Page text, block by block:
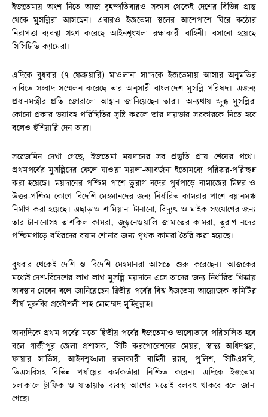
ইজতেমায় অংশ নিতে আজ বৃহস্পতিবারও সকাল থেকেই দেশের বিভিন্ন প্রান্ত
থেকে মুসল্লিরা আসছেন। এবারও ইজতেমা স্থলের আশেপাশে ঘিরে কঠোর
নিরাপত্তা ব্যবস্থা গ্রহণ করেছে আইনশৃংখলা রক্ষাকারী বাহিনী। বসানো হয়েছে
সিসিটিভি ক্যামেরা।
এদিকে বুধবার (৭ ফেব্রুয়ারি) মাওলানা সা’দকে ইজতেমায় আসার অনুমতির
দাবিতে সংবাদ সম্মেলন করেছে তার অনুসারী বাংলাদেশ মুসল্লি পরিষদ। এজন্য
প্রধানমন্ত্রীর প্রতি জোরালো আহ্বান জানিয়েছেন তারা। অন্যথায় ক্ষুব্ধ মুসল্লিরা
কোনো প্রকার ভয়াবহ পরিস্থিতির সৃষ্টি করলে তার দায়ভার সরকারকে নিতে হবে
বলেও হুঁশিয়ারি দেন তারা।
সরেজমিন দেখা গেছে, ইজতেমা ময়দানের সব প্রস্তুতি প্রায় শেষের পথে।
প্রথমপর্বের মুসল্লিদের ফেলে যাওয়া ময়লা-আবর্জনা ইতোমধ্যে পরিষ্কার-পরিচ্ছন্ন
করা হয়েছে। ময়দানের পশ্চিম পাশে তুরাগ নদের পূর্বপাড়ে নামাজের মিম্বর ও
উত্তর-পশ্চিম কোণে বিদেশি মেহমানদের জন্য নির্ধারিত কামরার পাশে বয়ানমঞ্চ
নির্মাণ করা হয়েছে। এছাড়াও শামিয়ানা টানানো, বিদ্যুৎ ও মাইক সংযোগের জন্য
তার টানানোসহ তাশকিল কামরা, জুড়নেওয়ালি জামাতের কামরা, তুরাগ নদের
পশ্চিমপাড়ে বধিরদের বয়ান শোনার জন্য পৃথক কামরা তৈরি করা হয়েছে।
বুধবার থেকেই দেশি ও বিদেশি মেহমানরা আসতে শুরু করেছেন। আজকের
মধ্যেই দেশ-বিদেশের লাখ লাখ মুসল্লি ময়দানে এসে তাদের জন্য নির্ধারিত খিত্তায়
অবস্থান নেবেন বলে জানিয়েছেন দ্বিতীয় পর্বের বিশ্ব ইজতেমা আয়োজক কমিটির
শীর্ষ মুরুব্বি প্রকৌশলী শাহ মোহাম্মদ মুহিবুল্লাহ।
অন্যদিকে প্রথম পর্বের মতো দ্বিতীয় পর্বের ইজতেমাও ভালোভাবে পরিচালিত হবে
বলে গাজীপুর জেলা প্রশাসক, সিটি করপোরেশনের মেয়র, স্বাস্থ্য অধিদপ্তর,
ফায়ার সার্ভিস, আইনশৃঙ্খলা রক্ষাকারী বাহিনী র‌্যাব, পুলিশ, সিটিএসবি,
ডিএসবিসহ বিভিন্ন পর্যায়ের কর্মকর্তারা নিশ্চিত করেন। এদিকে ইজতেমা
চলাকালে ট্রাফিক ও যাতায়াত ব্যবস্থা আগের মতোই বলবৎ থাকবে বলে জানা
গেছে।